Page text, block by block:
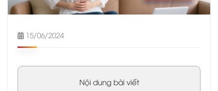
15/06/2024
Nội dung bài viết